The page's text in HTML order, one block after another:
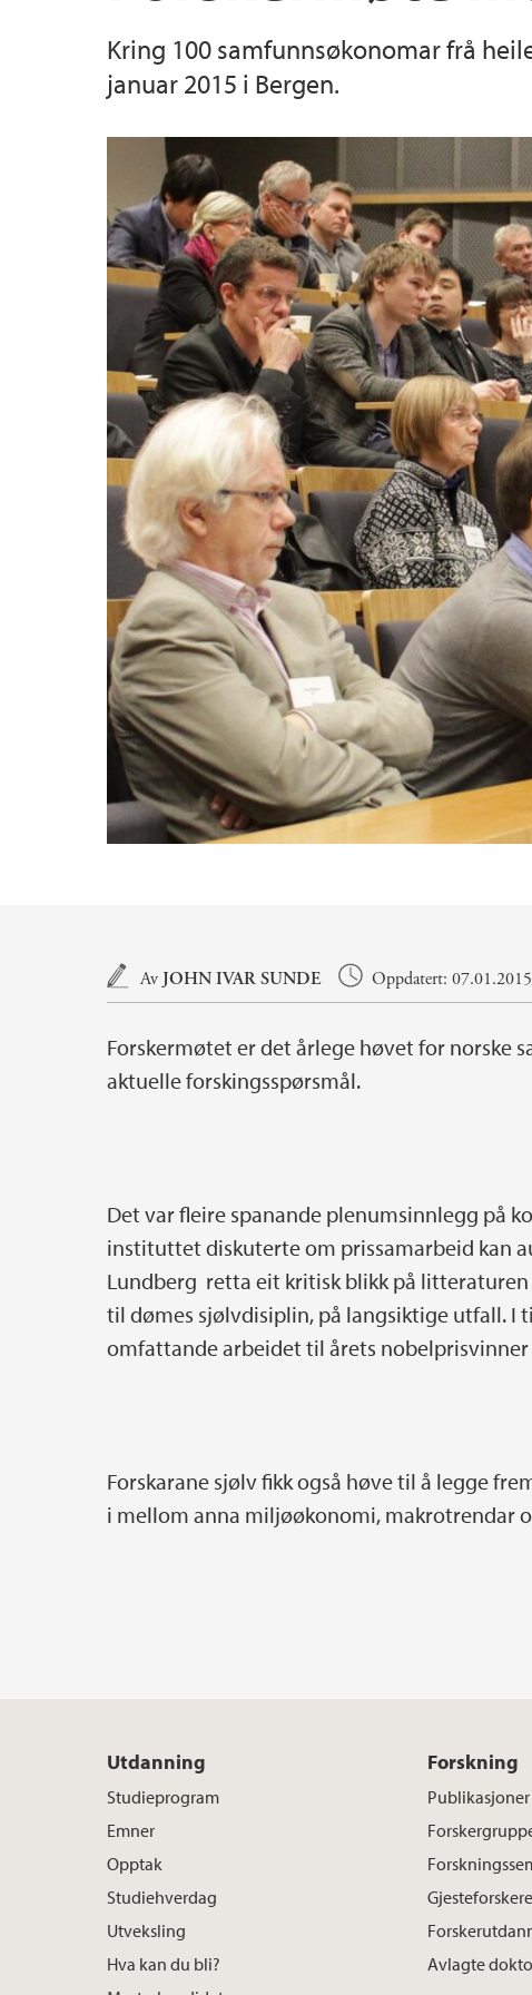
Masterkandidater
Kring 100 samfunnsøkonomar frå
januar 2015 i Bergen.
Hovedinnhold
Av JOHN IVAR SUNDE Oppdatert:
Forskermøtet er det årlege høvet for norske
aktuelle forskingsspørsmål.
Det var fleire spanande plenumsinnlegg på
instituttet diskuterte om prissamarbeid kan
Lundberg retta eit kritisk blikk på
til dømes sjølvdisiplin, på langsiktige utfall. I
omfattande arbeidet til årets nobelprisvinner
Forskarane sjølv fikk også høve til å legge
i mellom anna miljøøkonomi, makrotrendar
Utdanning
Studieprogram
Emner
Opptak
Studiehverdag
Utveksling
Hva kan du bli?
Forskning
Publikasjoner
Gjesteforskere
Avlagte